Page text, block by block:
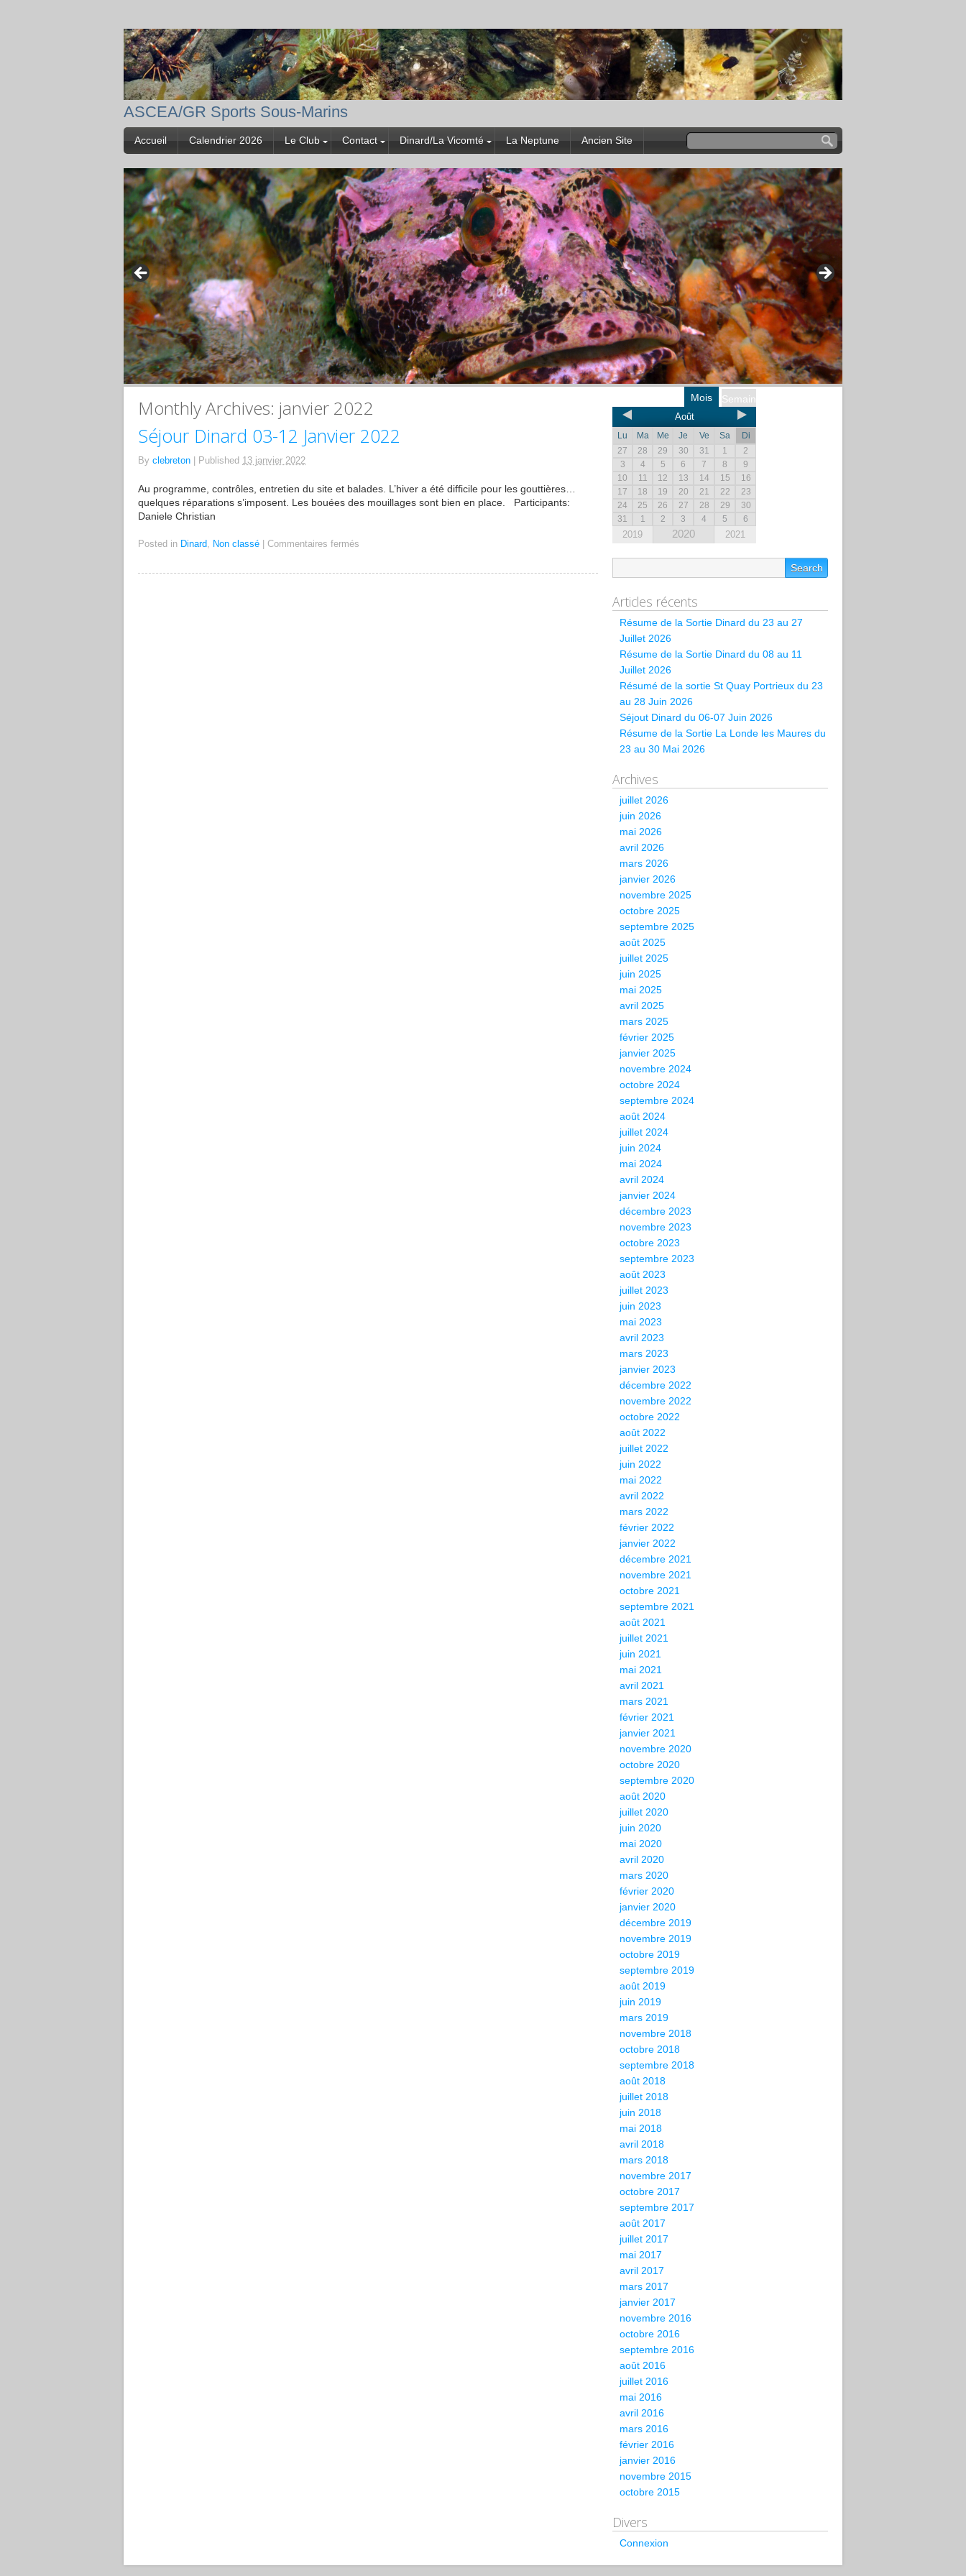
ASCEA/GR Sports Sous-Marins
Accueil Calendrier 2026 Le Club Contact Dinard/La Vicomté La Neptune Ancien Site
Monthly Archives: janvier 2022
Séjour Dinard 03-12 Janvier 2022
By clebreton Published 13 janvier 2022
Au programme, contrôles, entretien du site et balades. L’hiver a été difficile pour les gouttières…
quelques réparations s’imposent. Les bouées des mouillages sont bien en place. Participants:
Daniele Christian
Posted in Dinard, Non classé Commentaires fermés
Semaine
Mois
Août
Lu Ma Me Je Ve Sa
Di
27
28 29 30 31 1
2
3
4 5 6 7 8
9
10
11 12 13 14 15
16
17
18 19 20 21 22
23
24
25 26 27 28 29
30
31
1 2 3 4 5 6
2019 2020 2021
Articles récents
Résume de la Sortie Dinard du 23 au 27
Juillet 2026
Résume de la Sortie Dinard du 08 au 11
Juillet 2026
Résumé de la sortie St Quay Portrieux du 23
au 28 Juin 2026
Séjout Dinard du 06-07 Juin 2026
Résume de la Sortie La Londe les Maures du
23 au 30 Mai 2026
Archives
juillet 2026
juin 2026
mai 2026
avril 2026
mars 2026
janvier 2026
novembre 2025
octobre 2025
septembre 2025
août 2025
juillet 2025
juin 2025
mai 2025
avril 2025
mars 2025
février 2025
janvier 2025
novembre 2024
octobre 2024
septembre 2024
août 2024
juillet 2024
juin 2024
mai 2024
avril 2024
janvier 2024
décembre 2023
novembre 2023
octobre 2023
septembre 2023
août 2023
juillet 2023
juin 2023
mai 2023
avril 2023
mars 2023
janvier 2023
décembre 2022
novembre 2022
octobre 2022
août 2022
juillet 2022
juin 2022
mai 2022
avril 2022
mars 2022
février 2022
janvier 2022
décembre 2021
novembre 2021
octobre 2021
septembre 2021
août 2021
juillet 2021
juin 2021
mai 2021
avril 2021
mars 2021
février 2021
janvier 2021
novembre 2020
octobre 2020
septembre 2020
août 2020
juillet 2020
juin 2020
mai 2020
avril 2020
mars 2020
février 2020
janvier 2020
décembre 2019
novembre 2019
octobre 2019
septembre 2019
août 2019
juin 2019
mars 2019
novembre 2018
octobre 2018
septembre 2018
août 2018
juillet 2018
juin 2018
mai 2018
avril 2018
mars 2018
novembre 2017
octobre 2017
septembre 2017
août 2017
juillet 2017
mai 2017
avril 2017
mars 2017
janvier 2017
novembre 2016
octobre 2016
septembre 2016
août 2016
juillet 2016
mai 2016
avril 2016
mars 2016
février 2016
janvier 2016
novembre 2015
octobre 2015
Divers
Connexion